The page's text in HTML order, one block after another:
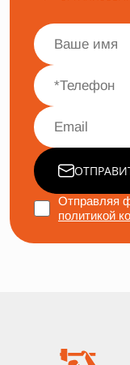
Отправляя
политикой